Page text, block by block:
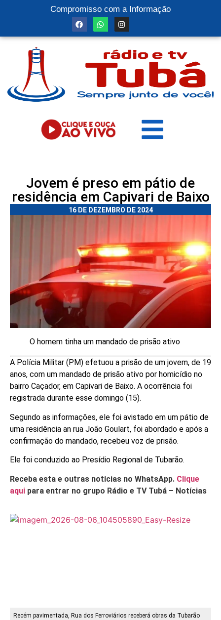
Compromisso com a Informação
Jovem é preso em pátio de
residência em Capivari de Baixo
16 DE DEZEMBRO DE 2024
O homem tinha um mandado de prisão ativo
A Polícia Militar (PM) efetuou a prisão de um jovem, de 19
anos, com um mandado de prisão ativo por homicídio no
bairro Caçador, em Capivari de Baixo. A ocorrência foi
registrada durante esse domingo (15).
Segundo as informações, ele foi avistado em um pátio de
uma residência an rua João Goulart, foi abordado e após a
confirmação do mandado, recebeu voz de prisão.
Ele foi conduzido ao Presídio Regional de Tubarão.
Receba esta e outras notícias no WhatsApp. Clique
aqui para entrar no grupo Rádio e TV Tubá – Notícias
Recém pavimentada, Rua dos Ferroviários receberá obras da Tubarão